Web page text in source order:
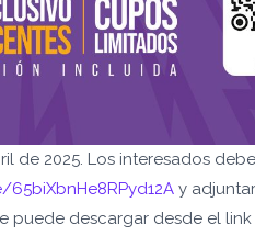
de 2025. Los interesados
y
puede descargar desde el